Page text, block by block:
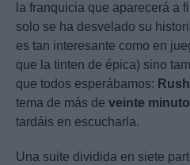
la franquicia que aparecerá a
solo se ha desvelado su
es tan interesante como en
que la tinten de épica) sino
que todos esperábamos: Rush
tema de más de veinte
tardáis en escucharla.
Una suite dividida en siete